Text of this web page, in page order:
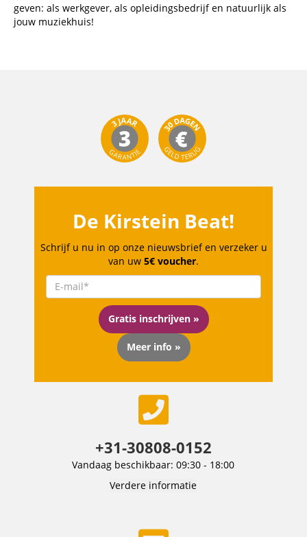
geven: als werkgever, als opleidingsbedrijf en natuurlijk als
jouw muziekhuis!
De Kirstein Beat!
Schrijf u nu in op onze nieuwsbrief en verzeker u
van uw 5€ voucher.
Gratis inschrijven »
Meer info »
+31-30808-0152
Vandaag beschikbaar: 09:30 - 18:00
Verdere informatie